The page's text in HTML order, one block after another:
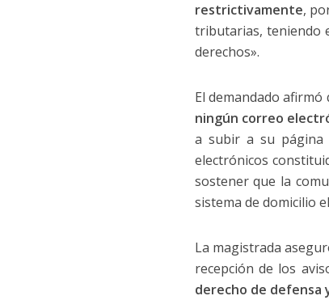
restrictivamente,
tributarias, teniendo
derechos».
El demandado
ningún correo
a subir a su página
electrónicos
sostener que la
sistema de domicilio
La magistrada
recepción de los
derecho de defensa